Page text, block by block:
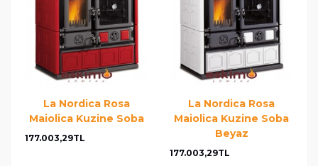
La Nordica Rosa
Maiolica Kuzine Soba
177.003,29TL
La Nordica Rosa
Maiolica Kuzine Soba
Beyaz
177.003,29TL